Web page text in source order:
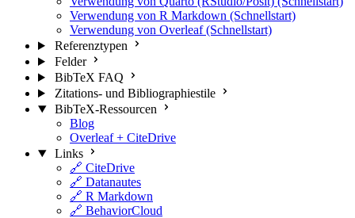
Verwendung von R Markdown (Schnellstart)
Verwendung von Overleaf (Schnellstart)
Referenztypen
Felder
BibTeX FAQ
Zitations- und Bibliographiestile
BibTeX-Ressourcen
Blog
Overleaf + CiteDrive
Links
🔗 CiteDrive
🔗 Datanautes
🔗 R Markdown
🔗 BehaviorCloud